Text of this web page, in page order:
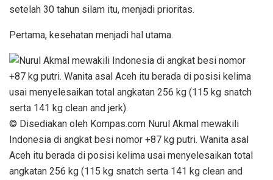
setelah 30 tahun silam itu, menjadi prioritas.
Pertama, kesehatan menjadi hal utama.
© Disediakan oleh Kompas.com Nurul Akmal mewakili
Indonesia di angkat besi nomor +87 kg putri. Wanita asal
Aceh itu berada di posisi kelima usai menyelesaikan total
angkatan 256 kg (115 kg snatch serta 141 kg clean and